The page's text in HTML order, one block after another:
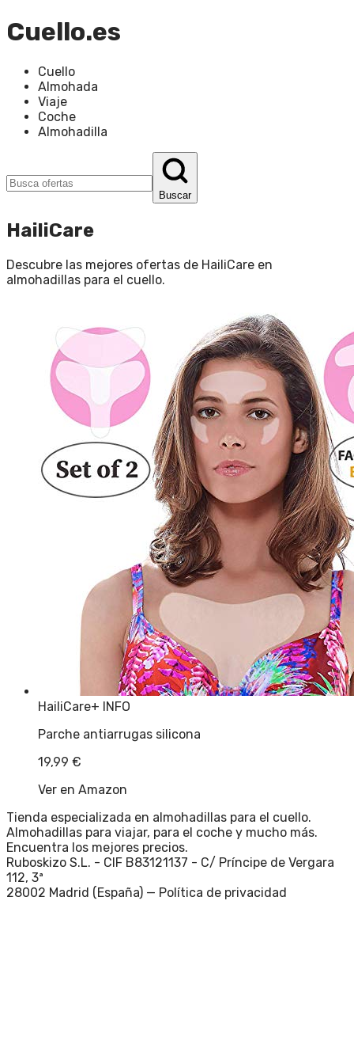
Cuello.es
Cuello
Almohada
Viaje
Coche
Almohadilla
Buscar
HailiCare
Descubre las mejores ofertas de HailiCare en
almohadillas para el cuello.
HailiCare+ INFO
Parche antiarrugas silicona
19,99 €
Ver en Amazon
Tienda especializada en almohadillas para el cuello.
Almohadillas para viajar, para el coche y mucho más.
Encuentra los mejores precios.
Ruboskizo S.L. - CIF B83121137 - C/ Príncipe de Vergara
112, 3ª
28002 Madrid (España) — Política de privacidad